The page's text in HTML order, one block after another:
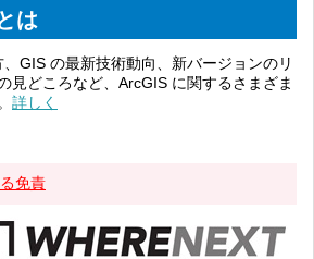
は
GIS の最新技術動向、新バージョンのリ
見どころなど、ArcGIS に関するさまざま
詳しく
免責